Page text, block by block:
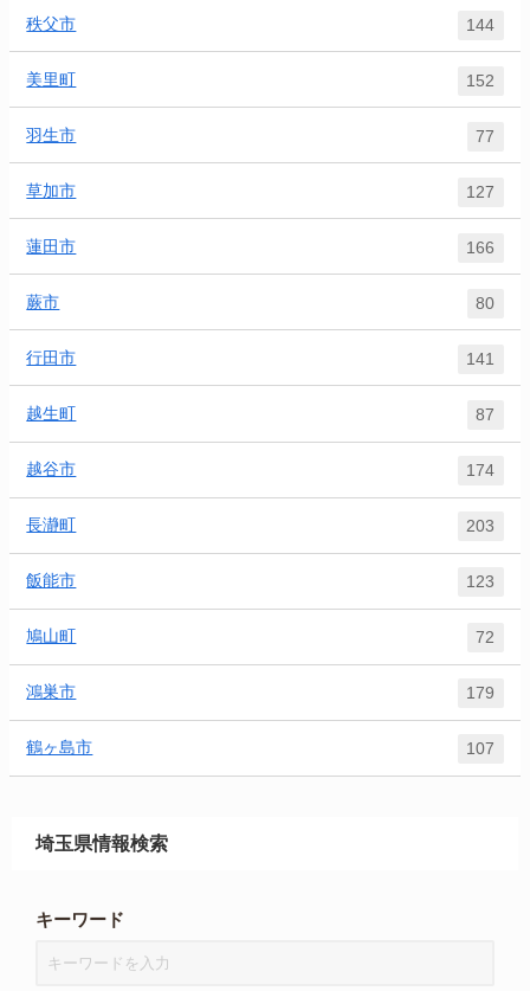
秩父市 144
美里町 152
羽生市 77
草加市 127
蓮田市 166
蕨市 80
行田市 141
越生町 87
越谷市 174
長瀞町 203
飯能市 123
鳩山町 72
鴻巣市 179
鶴ヶ島市 107
埼玉県情報検索
キーワード